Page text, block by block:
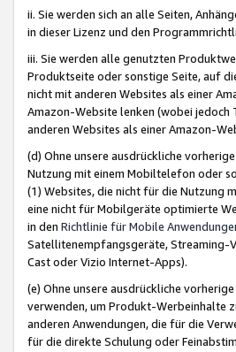
ii. Sie werden sich an alle Seiten,
in dieser Lizenz und den
iii. Sie werden alle genutzten
Produktseite oder sonstige Seite, auf
nicht mit anderen Websites als einer
Amazon-Website lenken (wobei jedoch
anderen Websites als einer Amazon-
(d) Ohne unsere ausdrückliche
Nutzung mit einem Mobiltelefon oder
(1) Websites, die nicht für die Nutzung
eine nicht für Mobilgeräte optimierte
in den Richtlinie für Mobile
Satellitenempfangsgeräte, Streaming-
Cast oder Vizio Internet-Apps).
(e) Ohne unsere ausdrückliche
verwenden, um Produkt-Werbeinhalte
anderen Anwendungen, die für die
für die direkte Schulung oder